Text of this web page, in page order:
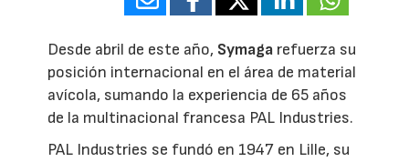
Desde abril de este año, Symaga refuerza su
posición internacional en el área de material
avícola, sumando la experiencia de 65 años
de la multinacional francesa PAL Industries.
PAL Industries se fundó en 1947 en Lille, su